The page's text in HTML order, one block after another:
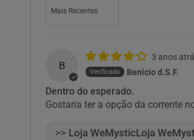
B
3 anos
Benicio d.S.F.
Dentro do esperado.
Gostaria ter a opção da corrente
>> Loja